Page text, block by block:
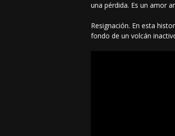
una pérdida. Es un amor
Resignación. En esta
fondo de un volcán